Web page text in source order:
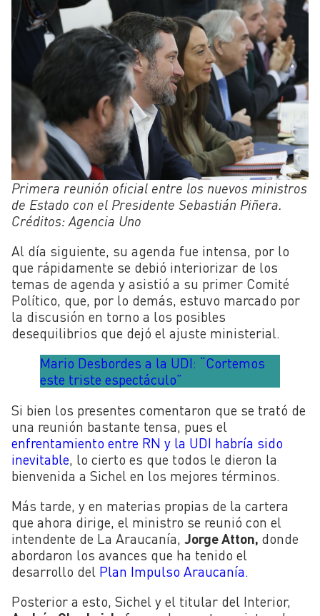
Primera reunión oficial entre los nuevos ministros
de Estado con el Presidente Sebastián Piñera.
Créditos: Agencia Uno
Al día siguiente, su agenda fue intensa, por lo
que rápidamente se debió interiorizar de los
temas de agenda y asistió a su primer Comité
Político, que, por lo demás, estuvo marcado por
la discusión en torno a los posibles
desequilibrios que dejó el ajuste ministerial.
Mario Desbordes a la UDI: “Cortemos
este triste espectáculo”
Si bien los presentes comentaron que se trató de
una reunión bastante tensa, pues el
enfrentamiento entre RN y la UDI habría sido
inevitable, lo cierto es que todos le dieron la
bienvenida a Sichel en los mejores términos.
Más tarde, y en materias propias de la cartera
que ahora dirige, el ministro se reunió con el
intendente de La Araucanía, Jorge Atton, donde
abordaron los avances que ha tenido el
desarrollo del Plan Impulso Araucanía.
Posterior a esto, Sichel y el titular del Interior,